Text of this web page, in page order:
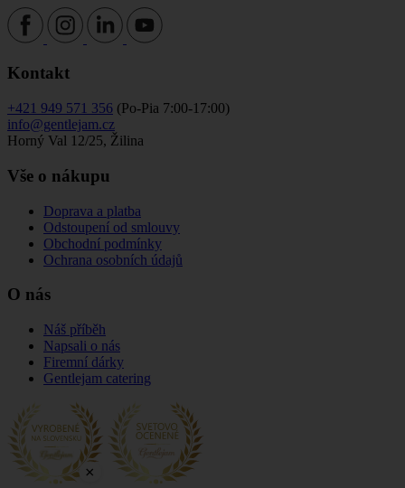
Kontakt
+421 949 571 356 (Po-Pia 7:00-17:00)
info@gentlejam.cz
Horný Val 12/25, Žilina
Vše o nákupu
Doprava a platba
Odstoupení od smlouvy
Obchodní podmínky
Ochrana osobních údajů
O nás
Náš příběh
Napsali o nás
Firemní dárky
Gentlejam catering
×